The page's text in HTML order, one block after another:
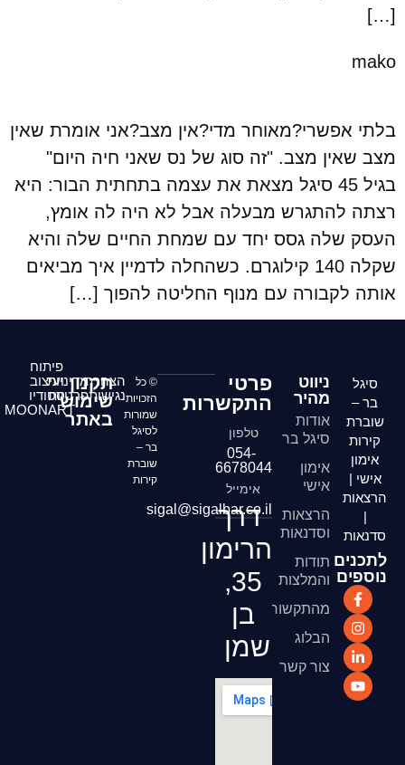
[…]
mako
בלתי אפשרי?מאוחר מדי?אין מצב?אני אומרת שאין
מצב שאין מצב. "זה סוג של נס שאני חיה היום"
בגיל 45 סיגל מצאת את עצמה בתחתית הבור: היא
רצתה להתגרש מבעלה אבל לא היה לה אומץ,
העסק שלה גסס יחד עם שמחת החיים שלה והיא
שקלה 140 קילוגרם. כשהחלה לדמיין איך מביאים
אותה לקבורה עם מנוף החליטה להפוך […]
סיגל
בר –
שוברת
קירות
אימון
אישי |
הרצאות
|
סדנאות
לתכנים
נוספים
ניווט
מהיר
אודות
סיגל בר
אימון
אישי
הרצאות
וסדנאות
תודות
והמלצות
מהתקשורת
הבלוג
צור קשר
פרטי
התקשרות
טלפון
054-
6678044
אימייל
sigal@sigalbar.co.il
דרך
הרימון
35,
בן
שמן
© כל
הזכויות
שמורות
לסיגל
בר –
שוברת
קירות
הצהרת
נגישות
תקנון
שימוש
באתר
מדיניות
פרטיות
פיתוח
ועיצוב
סטודיו
MOONART